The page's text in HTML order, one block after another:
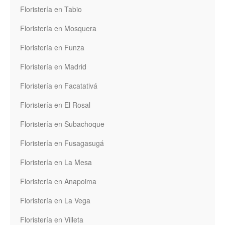
Floristería en Tabio
Floristería en Mosquera
Floristería en Funza
Floristería en Madrid
Floristería en Facatativá
Floristería en El Rosal
Floristería en Subachoque
Floristería en Fusagasugá
Floristería en La Mesa
Floristería en Anapoima
Floristería en La Vega
Floristería en Villeta